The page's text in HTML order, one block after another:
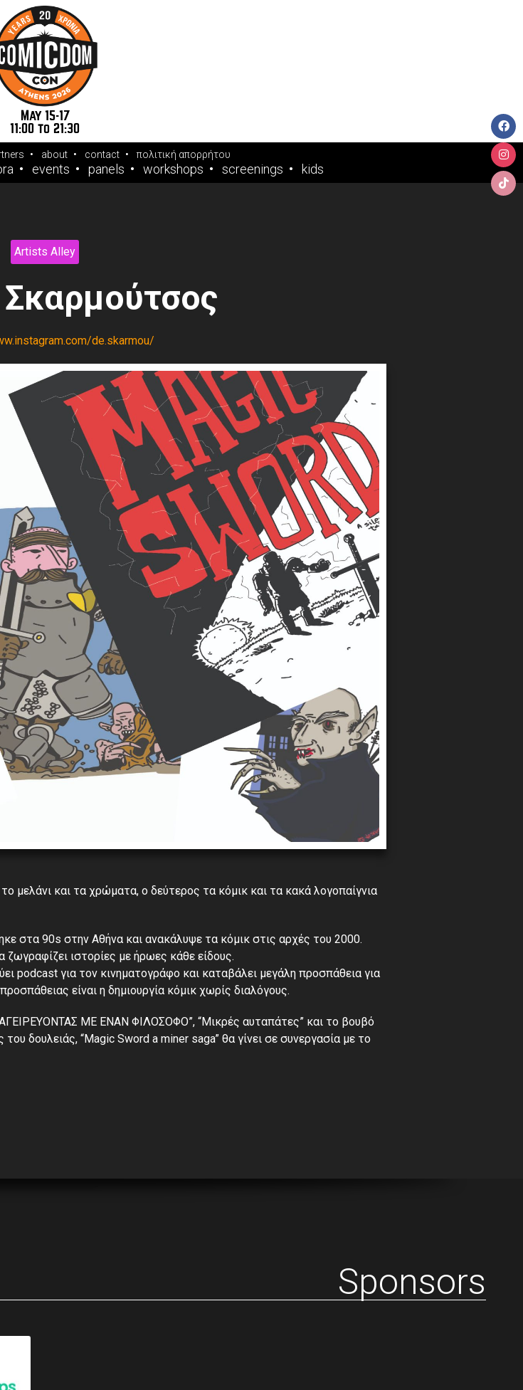
May 15-17
11:00 to 21:30
about contact πολιτική απορρήτου
events panels workshops screenings kids
Artists Alley
Σκαρμούτσος
de.skarmou/
μελάνι και τα χρώματα, ο δεύτερος τα κόμικ και τα κακά λογοπαίγνια
στα 90s στην Αθήνα και ανακάλυψε τα κόμικ στις αρχές του 2000.
ζωγραφίζει ιστορίες με ήρωες κάθε είδους.
podcast για τον κινηματογράφο και καταβάλει μεγάλη προσπάθεια για
είναι η δημιουργία κόμικ χωρίς διαλόγους.
ΜΕ ΕΝΑΝ ΦΙΛΟΣΟΦΟ”, “Μικρές αυταπάτες” και το βουβό
δουλειάς, “Magic Sword a miner saga” θα γίνει σε συνεργασία με το
Sponsors